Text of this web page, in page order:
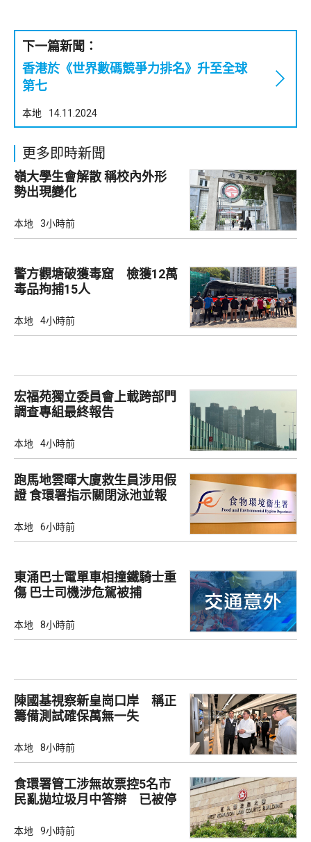
下一篇新聞：
香港於《世界數碼競爭力排名》升至全球
第七
本地 14.11.2024
更多即時新聞
嶺大學生會解散 稱校內外形
勢出現變化
本地 3小時前
警方觀塘破獲毒窟 檢獲12萬
毒品拘捕15人
本地 4小時前
宏福苑獨立委員會上載跨部門
調查專組最終報告
本地 4小時前
跑馬地雲暉大廈救生員涉用假
證 食環署指示關閉泳池並報
本地 6小時前
東涌巴士電單車相撞鐵騎士重
傷 巴士司機涉危駕被捕
本地 8小時前
陳國基視察新皇崗口岸 稱正
籌備測試確保萬無一失
本地 8小時前
食環署管工涉無故票控5名市
民亂拋垃圾月中答辯 已被停
本地 9小時前